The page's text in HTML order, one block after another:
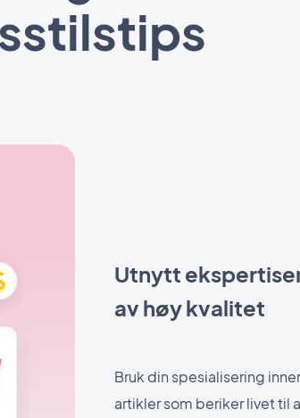
Utnytt
av høy kvalitet
Bruk din spesialisering
artikler som beriker livet til